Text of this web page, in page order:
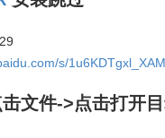
s/
文件->点击打开